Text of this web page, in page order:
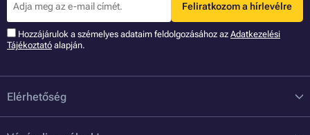
Feliratkozom a hírlevélre
Hozzájárulok a szémelyes adataim feldolgozásához az Adatkezelési
Tájékoztató alapján.
Elérhetőség